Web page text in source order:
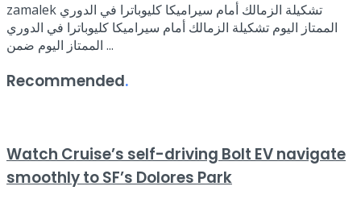
zamalek تشكيلة الزمالك أمام سيراميكا كليوباترا في الدوري
الممتاز اليوم تشكيلة الزمالك أمام سيراميكا كليوباترا في الدوري
الممتاز اليوم ضمن ...
Recommended.
Watch Cruise’s self-driving Bolt EV navigate
smoothly to SF’s Dolores Park